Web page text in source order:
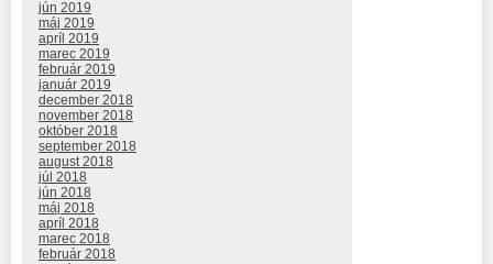
jún 2019
máj 2019
apríl 2019
marec 2019
február 2019
január 2019
december 2018
november 2018
október 2018
september 2018
august 2018
júl 2018
jún 2018
máj 2018
apríl 2018
marec 2018
február 2018